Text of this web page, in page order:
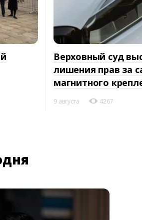
Верховный суд
лишения прав за
магнитного
9 августа 4267